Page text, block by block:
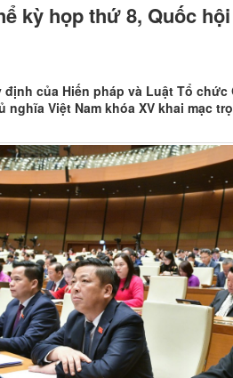
kỳ họp thứ 8, Quốc
định của Hiến pháp và Luật Tổ
Việt Nam khóa XV khai mạc